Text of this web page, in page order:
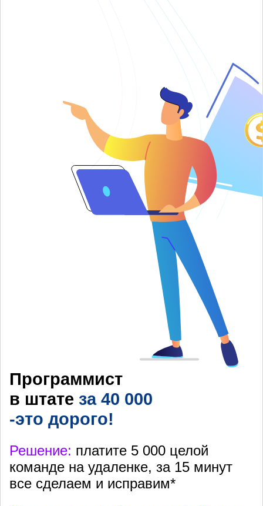
Программист
в штате за 40 000
-это дорого!
Решение: платите 5 000 целой
команде на удаленке, за 15 минут
все сделаем и исправим*